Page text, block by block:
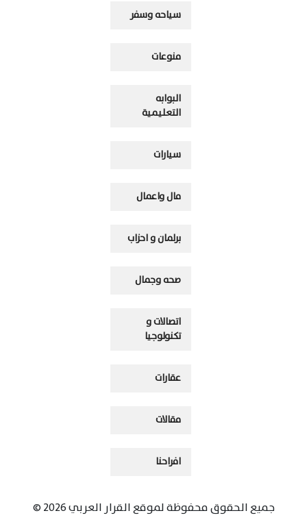
سياحه وسفر
منوعات
البوابه
التعليمية
سيارات
مال واعمال
برلمان و احزاب
صحه وجمال
اتصالات و
تكنولوجيا
عقارات
مقالات
افراحنا
جميع الحقوق محفوظة لموقع القرار العربي 2026 ©